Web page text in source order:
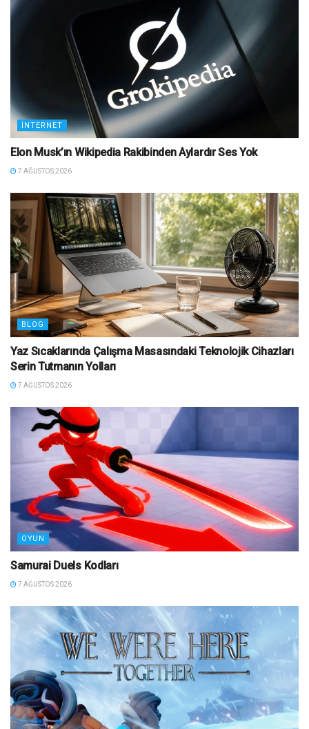
İNTERNET
Elon Musk’ın Wikipedia Rakibinden Aylardır Ses Yok
7 AĞUSTOS 2026
BLOG
Yaz Sıcaklarında Çalışma Masasındaki Teknolojik Cihazları
Serin Tutmanın Yolları
7 AĞUSTOS 2026
OYUN
Samurai Duels Kodları
7 AĞUSTOS 2026